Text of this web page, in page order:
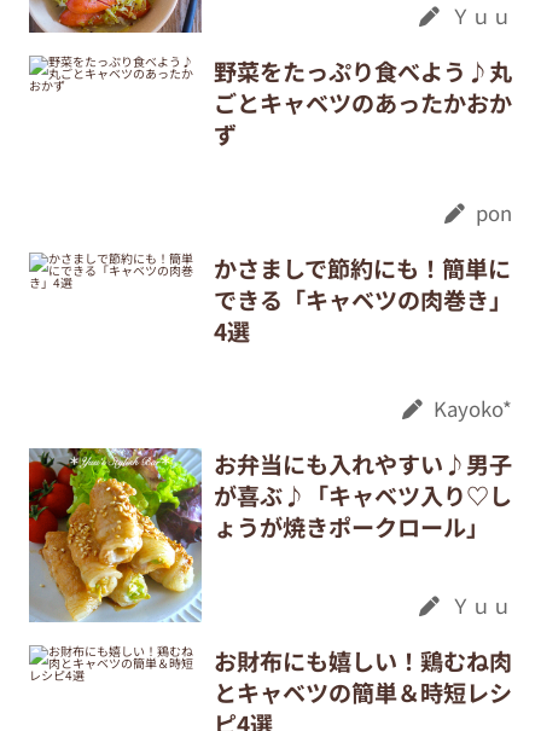
Ｙｕｕ
野菜をたっぷり食べよう♪丸
ごとキャベツのあったかおか
ず
pon
かさましで節約にも！簡単に
できる「キャベツの肉巻き」
4選
Kayoko*
お弁当にも入れやすい♪男子
が喜ぶ♪「キャベツ入り♡し
ょうが焼きポークロール」
Ｙｕｕ
お財布にも嬉しい！鶏むね肉
とキャベツの簡単＆時短レシ
ピ4選